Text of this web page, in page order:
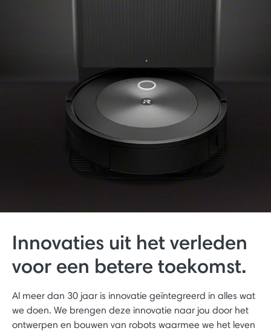
Innovaties uit het verleden
voor een betere toekomst.
Al meer dan 30 jaar is innovatie geïntegreerd in alles wat
we doen. We brengen deze innovatie naar jou door het
ontwerpen en bouwen van robots waarmee we het leven